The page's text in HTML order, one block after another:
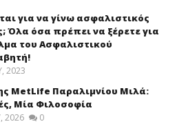
για να γίνω ασφαλιστικός
Όλα όσα πρέπει να ξέρετε για
του Ασφαλιστικού
2023
MetLife Παραλιμνίου Μιλά:
Μία Φιλοσοφία
2026 0